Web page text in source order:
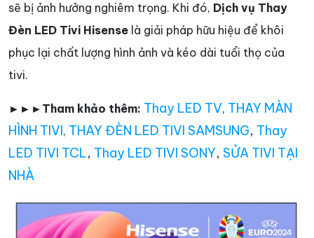
sẽ bị ảnh hưởng nghiêm trọng. Khi đó, Dịch vụ Thay
Đèn LED Tivi Hisense là giải pháp hữu hiệu để khôi
phục lại chất lượng hình ảnh và kéo dài tuổi thọ của
tivi.
►►►Tham khảo thêm: Thay LED TV, THAY MÀN
HÌNH TIVI, THAY ĐÈN LED TIVI SAMSUNG, Thay
LED TIVI TCL, Thay LED TIVI SONY, SỬA TIVI TẠI
NHÀ